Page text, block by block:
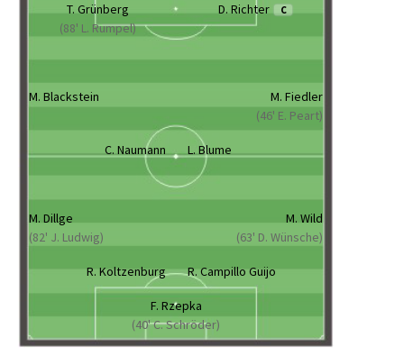
T. Grünberg
(88' L. Rumpel)
D. Richter C
M. Blackstein
M. Fiedler
(46' E. Peart)
C. Naumann L. Blume
M. Dillge
(82' J. Ludwig)
M. Wild
(63' D. Wünsche)
R. Koltzenburg R. Campillo Guijo
F. Rzepka
(40' C. Schröder)